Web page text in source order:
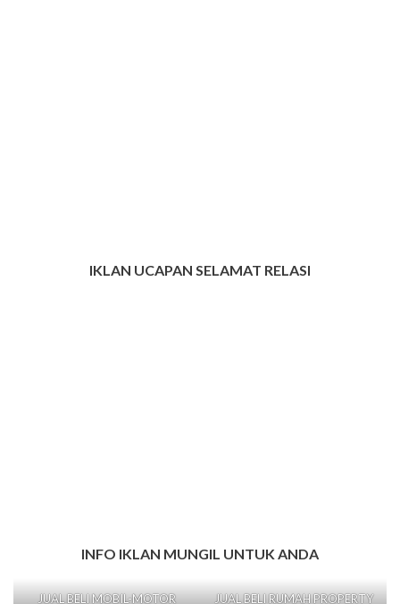
IKLAN UCAPAN SELAMAT RELASI
INFO IKLAN MUNGIL UNTUK ANDA
JUAL BELI MOBIL-MOTOR JUAL BELI RUMAH PROPERTY